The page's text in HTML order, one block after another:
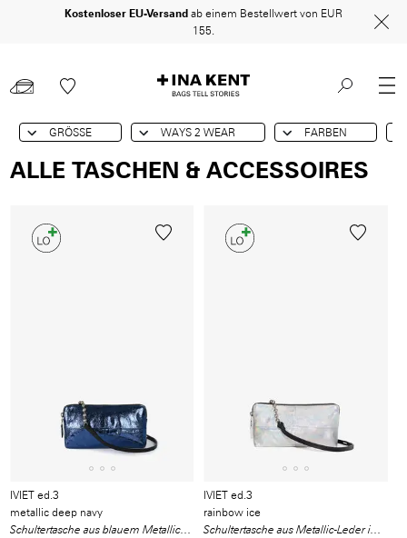
Direkt
zum
Kostenloser EU-Versand ab einem Bestellwert von EUR
155.
GRÖSSE WAYS 2 WEAR FARBEN
ALLE TASCHEN & ACCESSOIRES
IVIET ed.3
metallic deep navy
Schultertasche aus blauem Metallic-Leder
IVIET ed.3
rainbow ice
Schultertasche aus Metallic-Leder in einem kühlen, irisierenden Farbton.